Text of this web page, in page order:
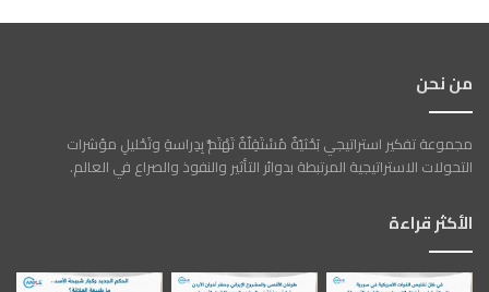
من نحن
مجموعة تفكير استراتيجي بَحْثيّةٌ مُسْتَقِلّةٌ تَهْتَمُّ بِدِراسةِ وتَحْليلِ مؤشرات
التحولات الاستراتيجية المرتبطة بدوائر التأثير والنفوذ والصراع في العالم.
الأكثر قراءة